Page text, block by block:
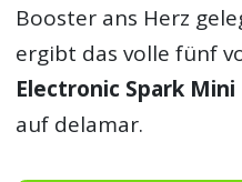
Booster ans Herz
ergibt das volle fünf
Electronic Spark
auf delamar.